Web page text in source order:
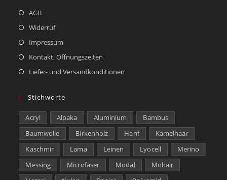
AGB
Widerruf
Impressum
Kontakt, Öffnungszeiten
Liefer- und Versandkonditionen
Stichworte
Acryl Alpaka Aluminium
Bambus
Baumwolle
Birkenholz Hanf
Kamelhaar
Kaschmir
Lama Leinen Lyocell
Merino
Messing
Microfaser Modal
Mohair